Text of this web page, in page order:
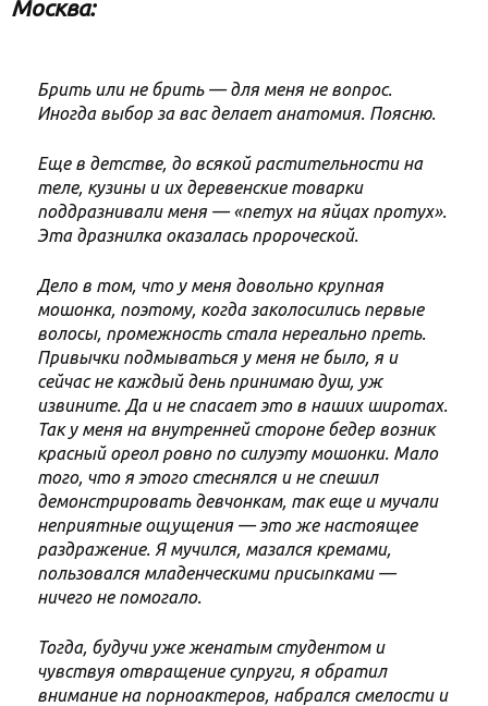
Москва:
Брить или не брить — для меня не вопрос.
Иногда выбор за вас делает анатомия. Поясню.
Еще в детстве, до всякой растительности на
теле, кузины и их деревенские товарки
поддразнивали меня — «петух на яйцах протух».
Эта дразнилка оказалась пророческой.
Дело в том, что у меня довольно крупная
мошонка, поэтому, когда заколосились первые
волосы, промежность стала нереально преть.
Привычки подмываться у меня не было, я и
сейчас не каждый день принимаю душ, уж
извините. Да и не спасает это в наших широтах.
Так у меня на внутренней стороне бедер возник
красный ореол ровно по силуэту мошонки. Мало
того, что я этого стеснялся и не спешил
демонстрировать девчонкам, так еще и мучали
неприятные ощущения — это же настоящее
раздражение. Я мучился, мазался кремами,
пользовался младенческими присыпками —
ничего не помогало.
Тогда, будучи уже женатым студентом и
чувствуя отвращение супруги, я обратил
внимание на порноактеров, набрался смелости и